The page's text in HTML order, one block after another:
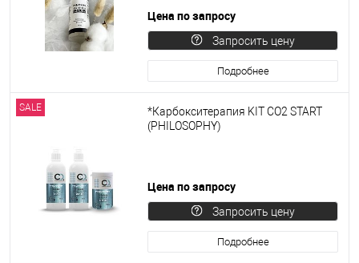
Цена по запросу
Запросить цену
Подробнее
SALE
*Карбокситерапия KIT CO2 START
(PHILOSOPHY)
Цена по запросу
Запросить цену
Подробнее